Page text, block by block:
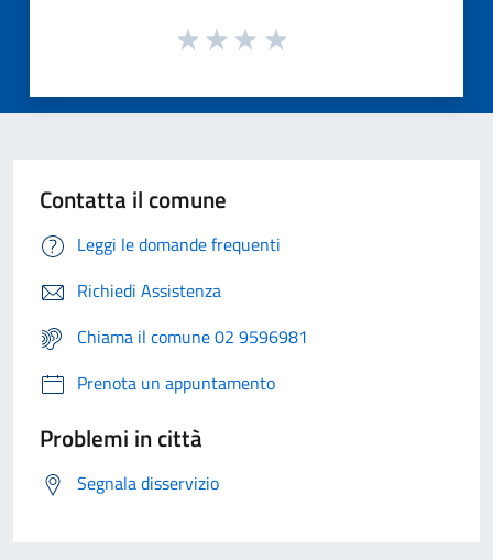
Contatta il comune
Leggi le domande frequenti
Richiedi Assistenza
Chiama il comune 02 9596981
Prenota un appuntamento
Problemi in città
Segnala disservizio